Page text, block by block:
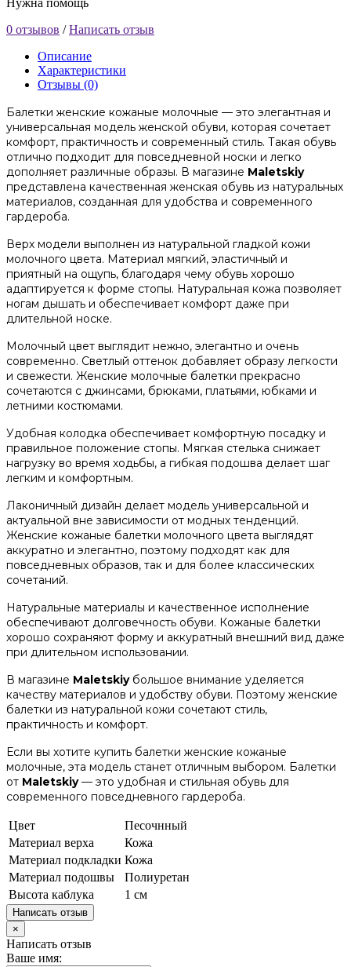
0 отзывов /Написать отзыв
Описание
Характеристики
Отзывы (0)
Балетки женские кожаные молочные — это элегантная и
универсальная модель женской обуви, которая сочетает
комфорт, практичность и современный стиль. Такая обувь
отлично подходит для повседневной носки и легко
дополняет различные образы. В магазине Maletskiy
представлена качественная женская обувь из натуральных
материалов, созданная для удобства и современного
гардероба.
Верх модели выполнен из натуральной гладкой кожи
молочного цвета. Материал мягкий, эластичный и
приятный на ощупь, благодаря чему обувь хорошо
адаптируется к форме стопы. Натуральная кожа позволяет
ногам дышать и обеспечивает комфорт даже при
длительной носке.
Молочный цвет выглядит нежно, элегантно и очень
современно. Светлый оттенок добавляет образу легкости
и свежести. Женские молочные балетки прекрасно
сочетаются с джинсами, брюками, платьями, юбками и
летними костюмами.
Удобная колодка обеспечивает комфортную посадку и
правильное положение стопы. Мягкая стелька снижает
нагрузку во время ходьбы, а гибкая подошва делает шаг
легким и комфортным.
Лаконичный дизайн делает модель универсальной и
актуальной вне зависимости от модных тенденций.
Женские кожаные балетки молочного цвета выглядят
аккуратно и элегантно, поэтому подходят как для
повседневных образов, так и для более классических
сочетаний.
Натуральные материалы и качественное исполнение
обеспечивают долговечность обуви. Кожаные балетки
хорошо сохраняют форму и аккуратный внешний вид даже
при длительном использовании.
В магазине Maletskiyбольшое внимание уделяется
качеству материалов и удобству обуви. Поэтому женские
балетки из натуральной кожи сочетают стиль,
практичность и комфорт.
Если вы хотите купить балетки женские кожаные
молочные, эта модель станет отличным выбором. Балетки
от Maletskiy— это удобная и стильная обувь для
современного повседневного гардероба.
Цвет
Песочнный
Материал верха
Кожа
Материал подкладки Кожа
Материал подошвы
Полиуретан
Высота каблука
1 см
Написать отзыв
×
Написать отзыв
Ваше имя: